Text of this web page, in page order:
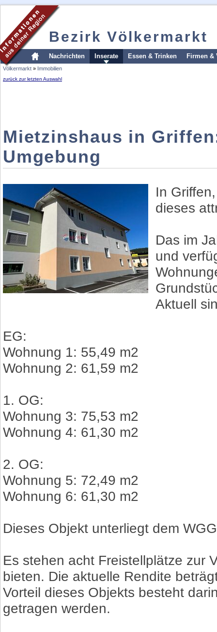
Bezirk Völkermarkt
Nachrichten Inserate Essen & Trinken Firmen &
Völkermarkt » Immobilien
zurück zur letzten Auswahl
Mietzinshaus in
Umgebung
In
dieses
Das im
und
Aktuell
EG:
Wohnung 1: 55,49 m2
Wohnung 2: 61,59 m2
1. OG:
Wohnung 3: 75,53 m2
Wohnung 4: 61,30 m2
2. OG:
Wohnung 5: 72,49 m2
Wohnung 6: 61,30 m2
Dieses Objekt unterliegt dem
Es stehen acht Freistellplätze zur
bieten. Die aktuelle Rendite
Vorteil dieses Objekts besteht
getragen werden.